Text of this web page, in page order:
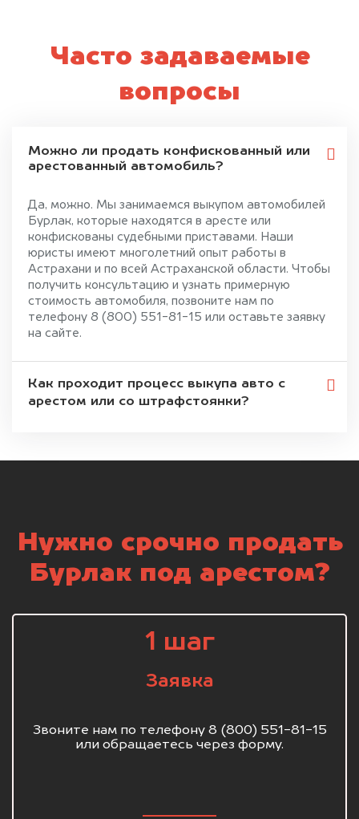
Часто задаваемые
вопросы
Можно ли продать конфискованный или
арестованный автомобиль?
Да, можно. Мы занимаемся выкупом автомобилей
Бурлак, которые находятся в аресте или
конфискованы судебными приставами. Наши
юристы имеют многолетний опыт работы в
Астрахани и по всей Астраханской области. Чтобы
получить консультацию и узнать примерную
стоимость автомобиля, позвоните нам по
телефону 8 (800) 551-81-15 или оставьте заявку
на сайте.
Как проходит процесс выкупа авто с
арестом или со штрафстоянки?
Нужно срочно продать
Бурлак под арестом?
1 шаг
Заявка
Звоните нам по телефону 8 (800) 551-81-15
или обращаетесь через форму.